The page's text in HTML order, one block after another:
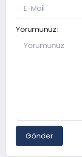
Yorumunuz:
Gönder